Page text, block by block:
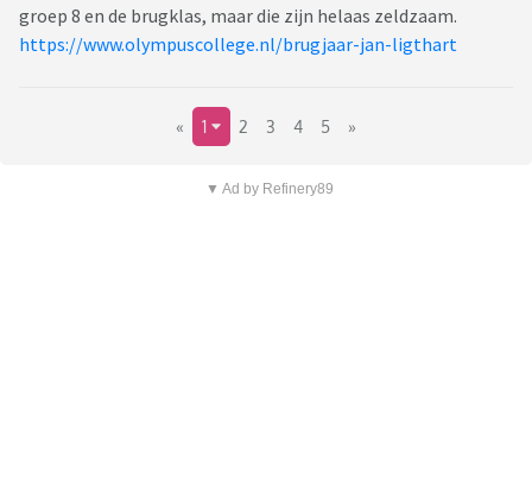
groep 8 en de brugklas, maar die zijn helaas zeldzaam.
https://www.olympuscollege.nl/brugjaar-jan-ligthart
« 1 2 3 4 5 »
▼ Ad by Refinery89